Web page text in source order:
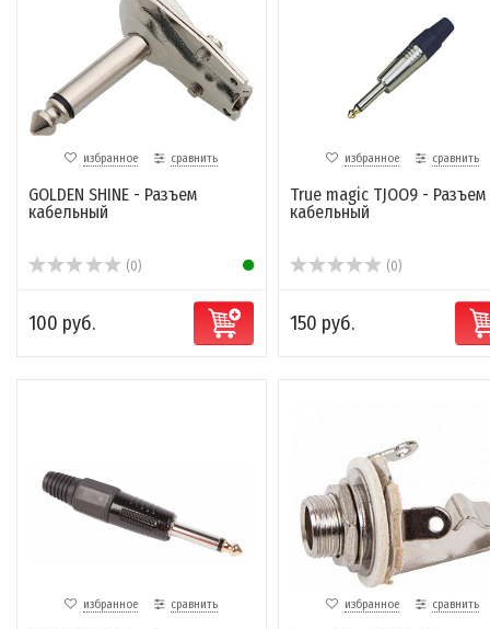
избранное сравнить
GOLDEN SHINE - Разъем
кабельный
(0)
100 руб.
избранное сравнить
True magic TJOO9 - Разъем
кабельный
(0)
150 руб.
избранное сравнить избранное сравнить